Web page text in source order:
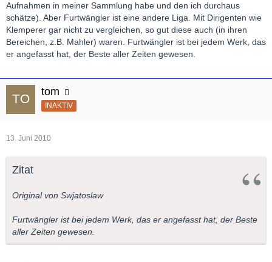
Aufnahmen in meiner Sammlung habe und den ich durchaus
schätze). Aber Furtwängler ist eine andere Liga. Mit Dirigenten wie
Klemperer gar nicht zu vergleichen, so gut diese auch (in ihren
Bereichen, z.B. Mahler) waren. Furtwängler ist bei jedem Werk, das
er angefasst hat, der Beste aller Zeiten gewesen.
tom
INAKTIV
13. Juni 2010
Zitat
Original von Swjatoslaw
Furtwängler ist bei jedem Werk, das er angefasst hat, der Beste
aller Zeiten gewesen.